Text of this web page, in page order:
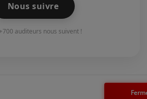
Nous suivre
auditeurs nous suivent !